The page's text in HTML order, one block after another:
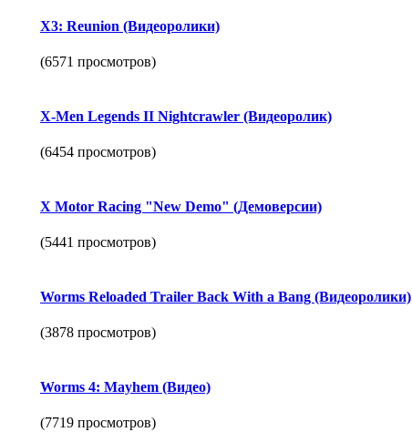
X3: Reunion (Видеоролики)
(6571 просмотров)
X-Men Legends II Nightcrawler (Видеоролик)
(6454 просмотров)
X Motor Racing "New Demo" (Демоверсии)
(5441 просмотров)
Worms Reloaded Trailer Back With a Bang (Видеоролики)
(3878 просмотров)
Worms 4: Mayhem (Видео)
(7719 просмотров)